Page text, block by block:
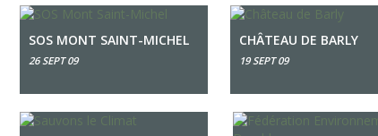
SOS MONT SAINT-MICHEL
26 SEPT 09
CHÂTEAU DE BARLY
19 SEPT 09